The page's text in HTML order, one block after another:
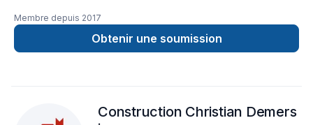
Excavation, Muret, Pavage, Pavé uni, Paysagement, Tourbe,
Transport, Travaux routiers dans les secteurs de Centre du
Québec,Estrie,Montérégie, combinant expérience, innovation
réalité. Contactez-nous dès maintenant.
Membre depuis 2017
Obtenir une soumission
Construction Christian Demers